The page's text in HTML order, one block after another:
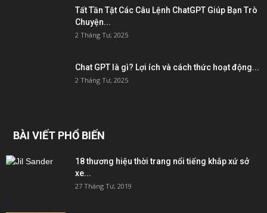
Tất Tần Tật Các Câu Lệnh ChatGPT Giúp Bạn Trò
Chuyện...
2 Tháng Tư, 2025
Chat GPT là gì? Lợi ích và cách thức hoạt động...
2 Tháng Tư, 2025
BÀI VIẾT PHỔ BIẾN
18 thương hiệu thời trang nổi tiếng khắp xứ sở
xe...
27 Tháng Tư, 2019